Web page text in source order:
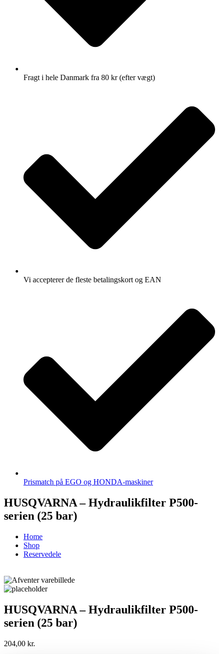
Fragt i hele Danmark fra 80 kr (efter vægt)
Vi accepterer de fleste betalingskort og EAN
Prismatch på EGO og HONDA-maskiner
HUSQVARNA – Hydraulikfilter P500-
serien (25 bar)
Home
Shop
Reservedele
HUSQVARNA – Hydraulikfilter P500-
serien (25 bar)
204,00 kr.